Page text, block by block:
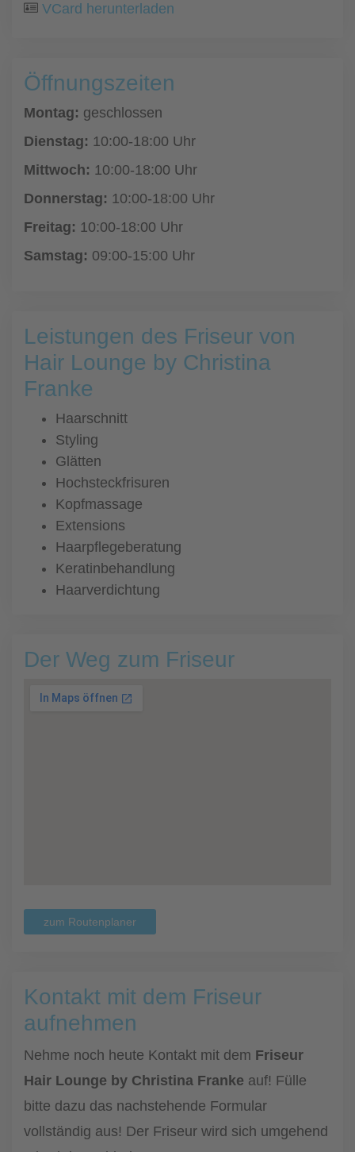
VCard herunterladen
Öffnungszeiten
Montag: geschlossen
Dienstag: 10:00-18:00 Uhr
Mittwoch: 10:00-18:00 Uhr
Donnerstag: 10:00-18:00 Uhr
Freitag: 10:00-18:00 Uhr
Samstag: 09:00-15:00 Uhr
Leistungen des Friseur von
Hair Lounge by Christina
Franke
Haarschnitt
Styling
Glätten
Hochsteckfrisuren
Kopfmassage
Extensions
Haarpflegeberatung
Keratinbehandlung
Haarverdichtung
Der Weg zum Friseur
zum Routenplaner
Kontakt mit dem Friseur
aufnehmen
Nehme noch heute Kontakt mit dem Friseur
Hair Lounge by Christina Franke auf! Fülle
bitte dazu das nachstehende Formular
vollständig aus! Der Friseur wird sich umgehend